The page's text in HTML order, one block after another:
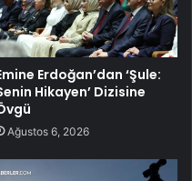
Erdoğan’dan ‘Şule:
Hikayen’ Dizisine
Ağustos 6, 2026